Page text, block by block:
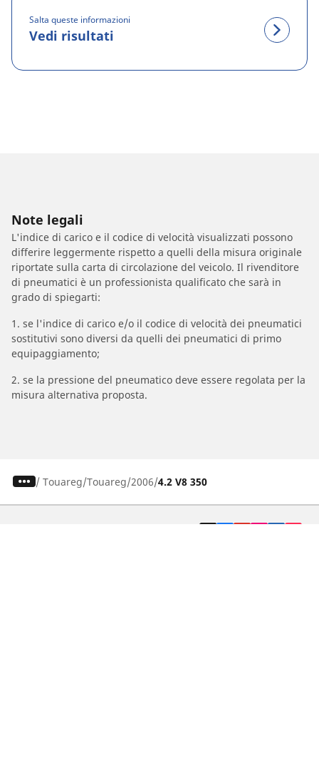
Salta queste informazioni
Vedi risultati
Note legali
L'indice di carico e il codice di velocità visualizzati possono
differire leggermente rispetto a quelli della misura originale
riportate sulla carta di circolazione del veicolo. Il rivenditore
di pneumatici è un professionista qualificato che sarà in
grado di spiegarti:
1. se l'indice di carico e/o il codice di velocità dei pneumatici
sostitutivi sono diversi da quelli dei pneumatici di primo
equipaggiamento;
2. se la pressione del pneumatico deve essere regolata per la
misura alternativa proposta.
/ Touareg Touareg 2006 4.2 V8 350